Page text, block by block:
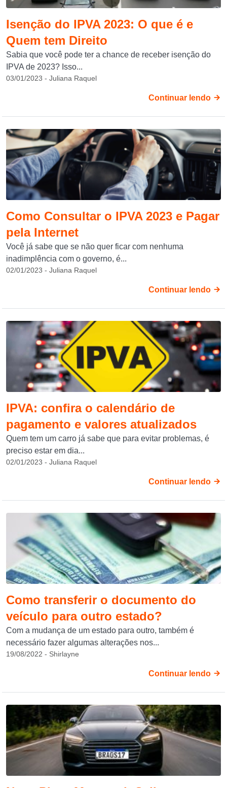
Isenção do IPVA 2023: O que é e
Quem tem Direito
Sabia que você pode ter a chance de receber isenção do
IPVA de 2023? Isso...
03/01/2023 - Juliana Raquel
Continuar lendo
Como Consultar o IPVA 2023 e Pagar
pela Internet
Você já sabe que se não quer ficar com nenhuma
inadimplência com o governo, é...
02/01/2023 - Juliana Raquel
Continuar lendo
IPVA: confira o calendário de
pagamento e valores atualizados
Quem tem um carro já sabe que para evitar problemas, é
preciso estar em dia...
02/01/2023 - Juliana Raquel
Continuar lendo
Como transferir o documento do
veículo para outro estado?
Com a mudança de um estado para outro, também é
necessário fazer algumas alterações nos...
19/08/2022 - Shirlayne
Continuar lendo